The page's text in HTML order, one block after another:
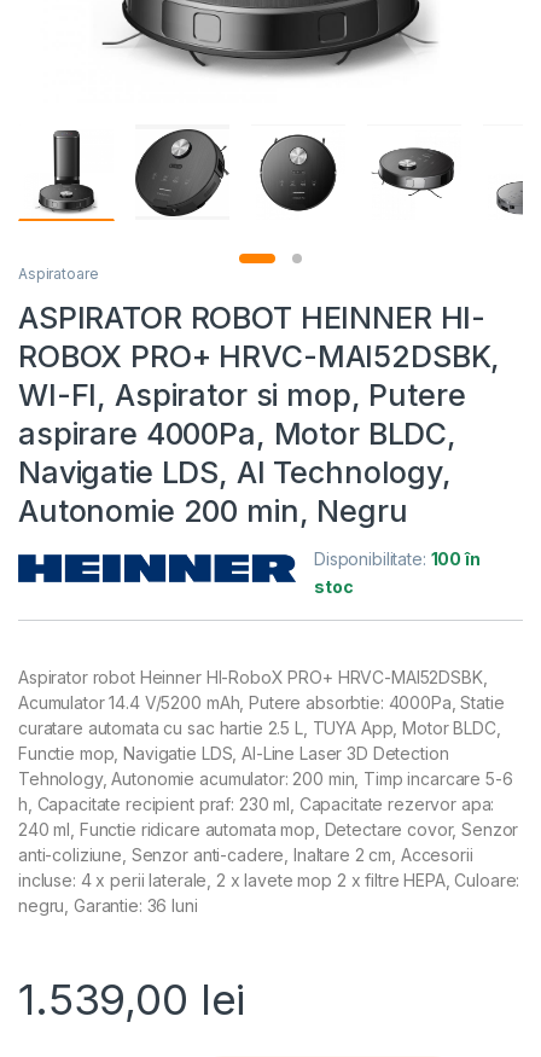
Aspiratoare
ASPIRATOR ROBOT HEINNER HI-
ROBOX PRO+ HRVC-MAI52DSBK,
WI-FI, Aspirator si mop, Putere
aspirare 4000Pa, Motor BLDC,
Navigatie LDS, AI Technology,
Autonomie 200 min, Negru
Disponibilitate: 100 în
stoc
Aspirator robot Heinner HI-RoboX PRO+ HRVC-MAI52DSBK,
Acumulator 14.4 V/5200 mAh, Putere absorbtie: 4000Pa, Statie
curatare automata cu sac hartie 2.5 L, TUYA App, Motor BLDC,
Functie mop, Navigatie LDS, AI-Line Laser 3D Detection
Tehnology, Autonomie acumulator: 200 min, Timp incarcare 5-6
h, Capacitate recipient praf: 230 ml, Capacitate rezervor apa:
240 ml, Functie ridicare automata mop, Detectare covor, Senzor
anti-coliziune, Senzor anti-cadere, Inaltare 2 cm, Accesorii
incluse: 4 x perii laterale, 2 x lavete mop 2 x filtre HEPA, Culoare:
negru, Garantie: 36 luni
1.539,00 lei